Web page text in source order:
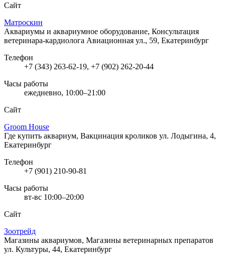
Сайт
Матроскин
Аквариумы и аквариумное оборудование, Консультация
ветеринара-кардиолога Авиационная ул., 59, Екатеринбург
Телефон
+7 (343) 263-62-19, +7 (902) 262-20-44
Часы работы
ежедневно, 10:00–21:00
Сайт
Groom House
Где купить аквариум, Вакцинация кроликов ул. Лодыгина, 4,
Екатеринбург
Телефон
+7 (901) 210-90-81
Часы работы
вт-вс 10:00–20:00
Сайт
Зоотрейд
Магазины аквариумов, Магазины ветеринарных препаратов
ул. Культуры, 44, Екатеринбург